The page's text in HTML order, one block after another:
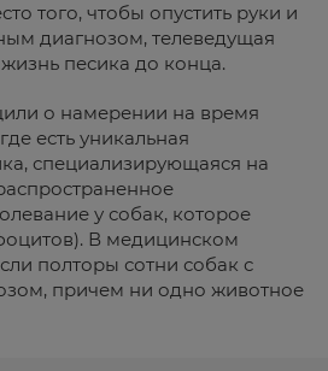
того, чтобы опустить руки и
диагнозом, телеведущая
песика до конца.
о намерении на время
есть уникальная
специализирующаяся на
у собак, которое
В медицинском
полторы сотни собак с
причем ни одно животное